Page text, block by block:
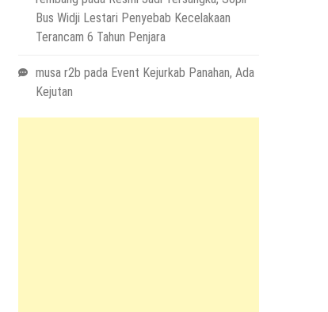
Bus Widji Lestari Penyebab Kecelakaan
Terancam 6 Tahun Penjara
musa r2b pada Event Kejurkab Panahan, Ada
Kejutan